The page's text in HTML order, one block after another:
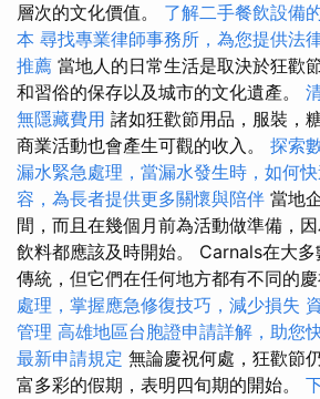
層次的文化價值。 了解二手餐飲設備
本 尋找專業律師事務所，為您提供法
推薦 當地人的日常生活是取決於狂歡
和習俗的保存以及城市的文化遺產。
無隱藏費用 諸如狂歡節用品，服裝，
商業活動也會產生可觀的收入。 探索
漏水緊急處理，當漏水發生時，如何
容，為長者提供更多關懷與陪伴 當地
間，而且在幾個月前為活動做準備，
飲料都應該及時開始。 Carnals在大
傳統，但它們在任何地方都有不同的慶
處理，掌握應急修復技巧，減少損失
管理 高雄地區台胞證申請詳解，助您
最新申請規定 無論慶祝何處，狂歡節
富多彩的假期，表明四旬期的開始。